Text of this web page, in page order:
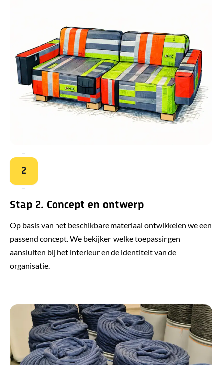
Stap 2. Concept en ontwerp
Op basis van het beschikbare materiaal ontwikkelen we een
passend concept. We bekijken welke toepassingen
aansluiten bij het interieur en de identiteit van de
organisatie.
2